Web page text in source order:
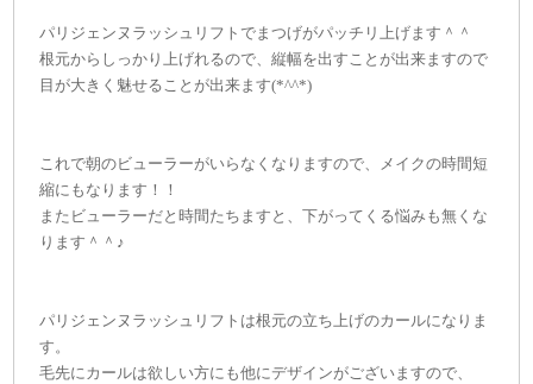
パリジェンヌラッシュリフトでまつげがパッチリ上げます＾＾
根元からしっかり上げれるので、縦幅を出すことが出来ますので
目が大きく魅せることが出来ます(*^^*)
これで朝のビューラーがいらなくなりますので、メイクの時間短
縮にもなります！！
またビューラーだと時間たちますと、下がってくる悩みも無くな
ります＾＾♪
パリジェンヌラッシュリフトは根元の立ち上げのカールになりま
す。
毛先にカールは欲しい方にも他にデザインがございますので、